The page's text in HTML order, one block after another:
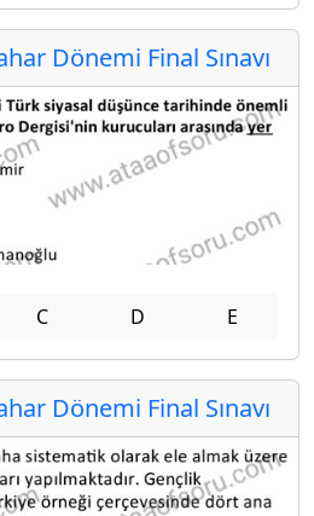
Dönemi Final Sınavı
C D E
Dönemi Final Sınavı